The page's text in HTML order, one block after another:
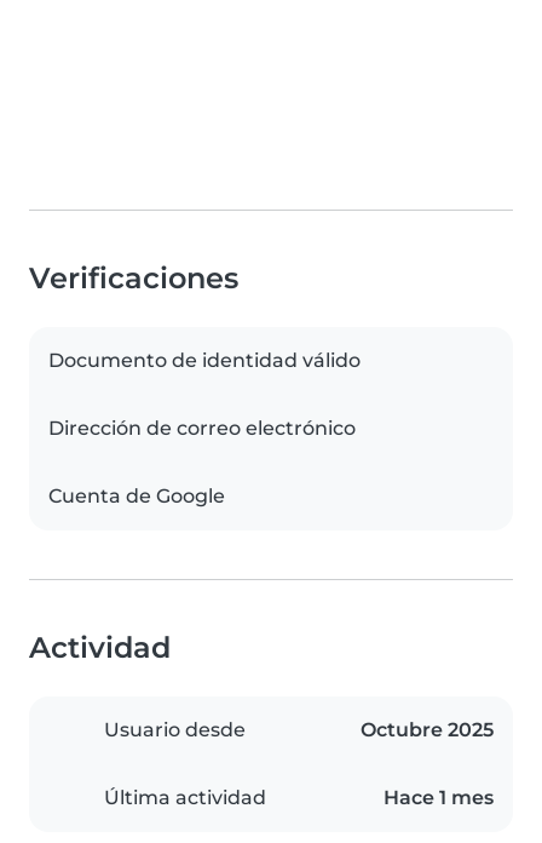
Verificaciones
Documento de identidad válido
Dirección de correo electrónico
Cuenta de Google
Actividad
Usuario desde Octubre 2025
Última actividad Hace 1 mes